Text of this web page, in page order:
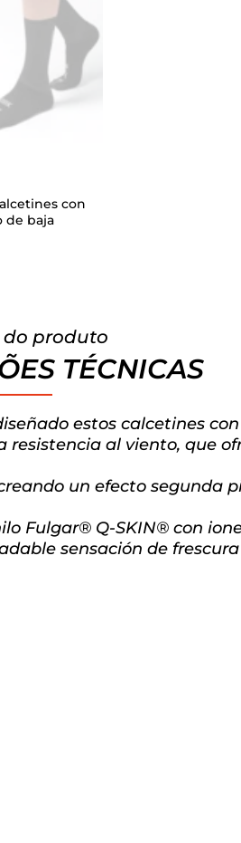
con
de baja
do produto
TÉCNICAS
estos calcetines
al viento, que
un efecto segunda
Fulgar® Q-SKIN® con
sensación de